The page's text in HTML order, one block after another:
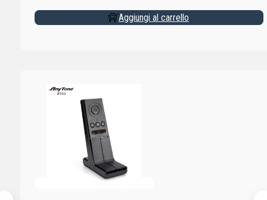
Aggiungi al carrello